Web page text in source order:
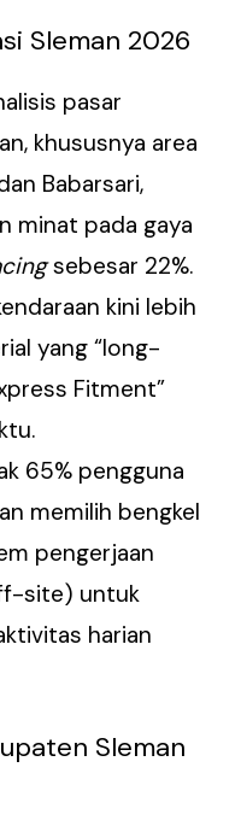
Sleman 2026
pasar
khususnya area
Babarsari,
minat pada gaya
sebesar 22%.
kini lebih
yang “long-
Fitment”
65% pengguna
memilih bengkel
pengerjaan
site) untuk
harian
Sleman